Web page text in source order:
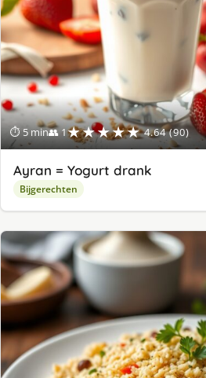
⏱ 5 min👥 1★★★★★ 4.64 (90)
Ayran = Yogurt drank
Bijgerechten